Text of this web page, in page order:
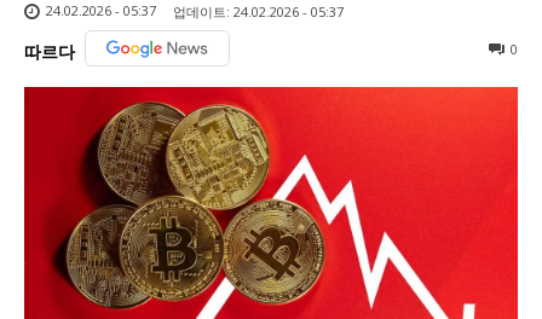
24.02.2026 - 05:37
업데이트: 24.02.2026 - 05:37
따르다 0